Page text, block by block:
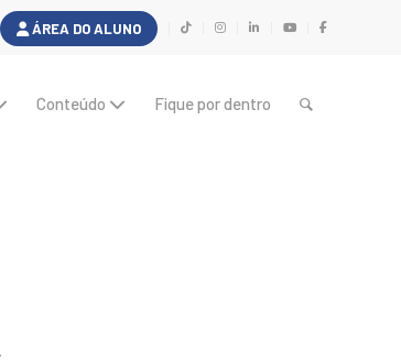
ÁREA DO ALUNO
Conteúdo Fique por dentro